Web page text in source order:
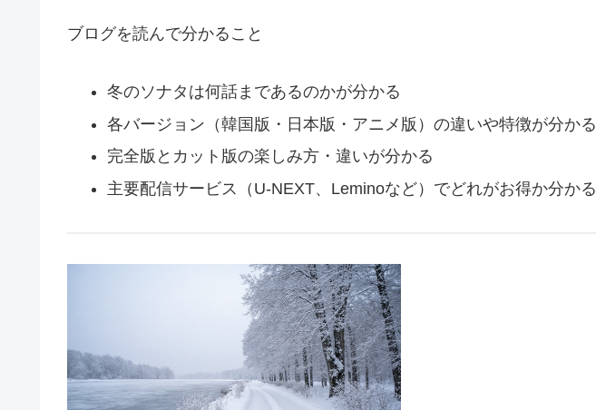
ブログを読んで分かること
冬のソナタは何話まであるのかが分かる
各バージョン（韓国版・日本版・アニメ版）の違いや特徴が分かる
完全版とカット版の楽しみ方・違いが分かる
主要配信サービス（U-NEXT、Leminoなど）でどれがお得か分かる